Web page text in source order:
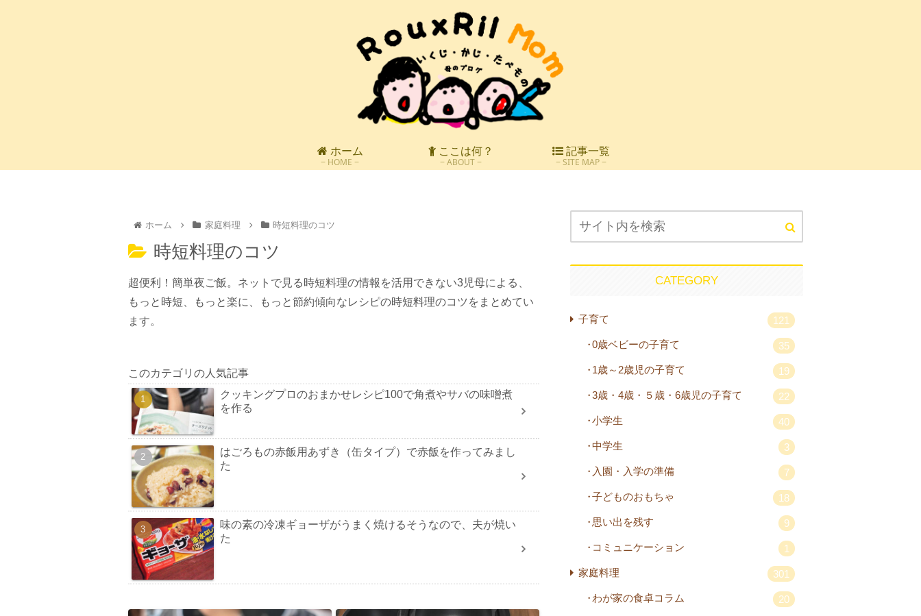
ホーム
HOME
ここは何？
ABOUT
記事一覧
SITE MAP
ホーム 家庭料理 時短料理のコツ
時短料理のコツ
超便利！簡単夜ご飯。ネットで見る時短料理の情報を活用できない3児母による、
もっと時短、もっと楽に、もっと節約傾向なレシピの時短料理のコツをまとめてい
ます。
このカテゴリの人気記事
クッキングプロのおまかせレシピ100で角煮やサバの味噌煮
を作る
はごろもの赤飯用あずき（缶タイプ）で赤飯を作ってみまし
た
味の素の冷凍ギョーザがうまく焼けるそうなので、夫が焼い
た
CATEGORY
子育て 121
0歳ベビーの子育て 35
1歳～2歳児の子育て 19
3歳・4歳・５歳・6歳児の子育て 22
小学生 40
中学生 3
入園・入学の準備 7
子どものおもちゃ 18
思い出を残す 9
コミュニケーション 1
家庭料理 301
わが家の食卓コラム 20